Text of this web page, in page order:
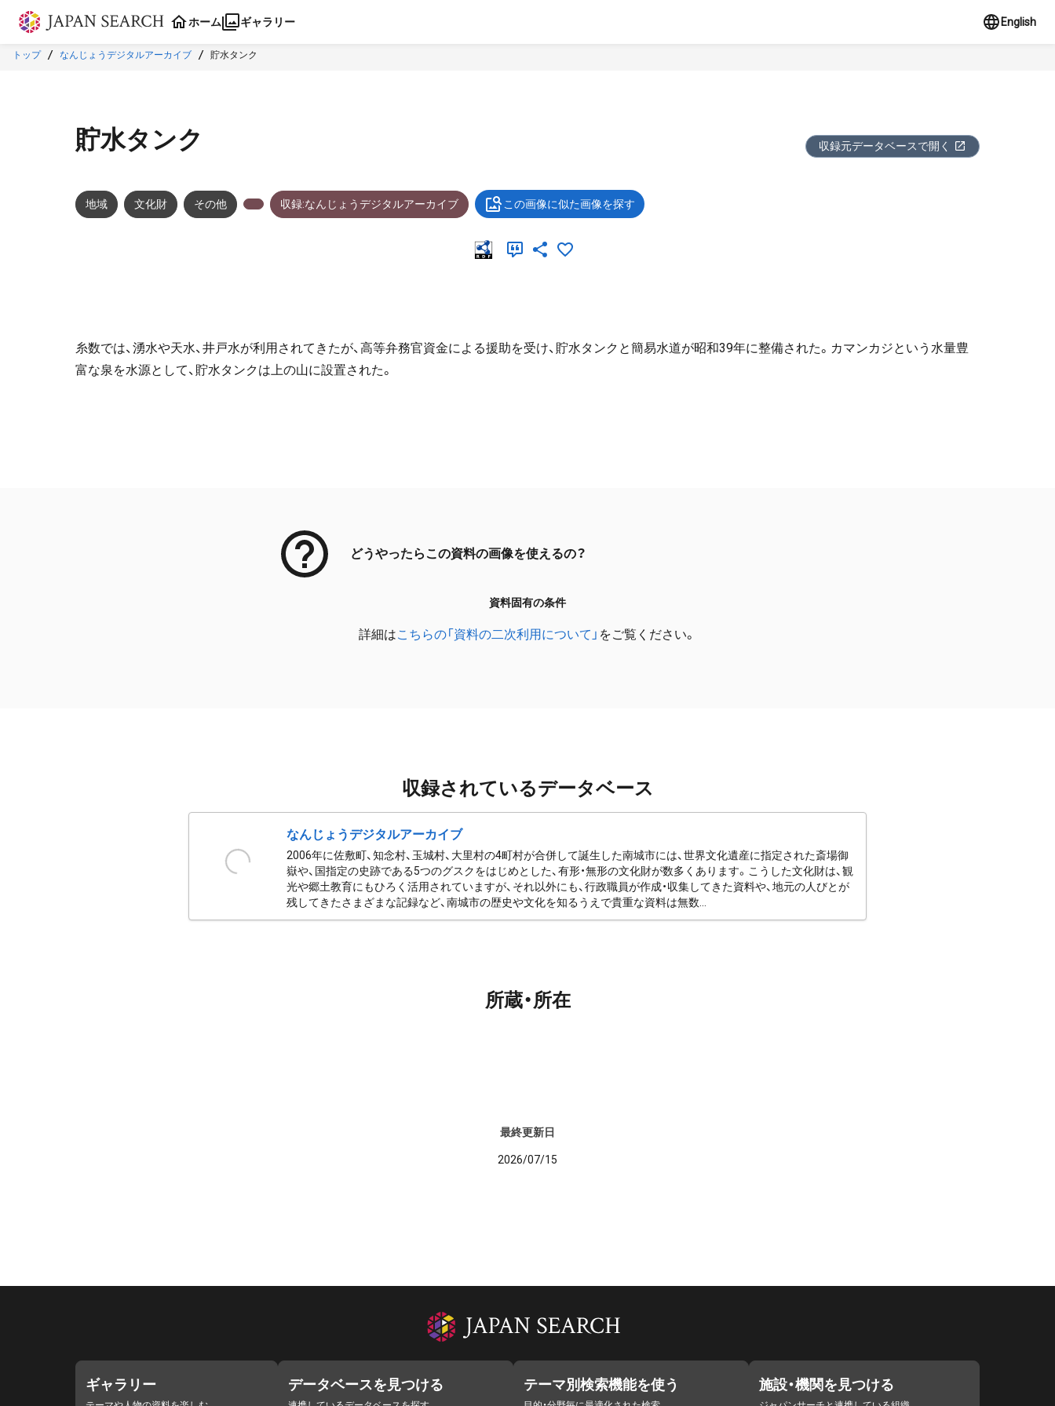
本文に飛ぶ
ホーム ギャラリー English
トップ なんじょうデジタルアーカイブ 貯水タンク
貯水タンク 収録元データベースで開く
地域 文化財 その他 収録:なんじょうデジタルアーカイブ この画像に似た画像を探す
糸数では、湧水や天水、井戸水が利用されてきたが、高等弁務官資金による援助を受け、貯水タンクと簡易水道が昭和39年に整備された。カマンカジという水量豊
富な泉を水源として、貯水タンクは上の山に設置された。
どうやったらこの資料の画像を使えるの？
資料固有の条件
詳細はこちらの「資料の二次利用について」 をご覧ください。
収録されているデータベース
なんじょうデジタルアーカイブ
2006年に佐敷町、知念村、玉城村、大里村の4町村が合併して誕生した南城市には、世界文化遺産に指定された斎場御
嶽や、国指定の史跡である5つのグスクをはじめとした、有形・無形の文化財が数多くあります。こうした文化財は、観
光や郷土教育にもひろく活用されていますが、それ以外にも、行政職員が作成・収集してきた資料や、地元の人びとが
残してきたさまざまな記録など、南城市の歴史や文化を知るうえで貴重な資料は無数...
所蔵・所在
最終更新日
2026/07/15
ギャラリー データベースを見つける テーマ別検索機能を使う 施設・機関を見つける